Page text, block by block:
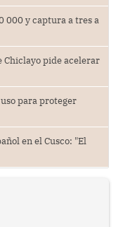
000 y captura a tres a
Chiclayo pide acelerar
para proteger
en el Cusco: "El